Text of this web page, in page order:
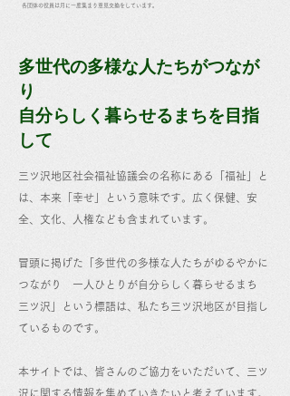
各団体の役員は月に一度集まり意見交換をしています。
多世代の多様な人たちがつなが
り
自分らしく暮らせるまちを目指
して
三ツ沢地区社会福祉協議会の名称にある「福祉」と
は、本来「幸せ」という意味です。広く保健、安
全、文化、人権なども含まれています。
冒頭に掲げた「多世代の多様な人たちがゆるやかに
つながり 一人ひとりが自分らしく暮らせるまち
三ツ沢」という標語は、私たち三ツ沢地区が目指し
ているものです。
本サイトでは、皆さんのご協力をいただいて、三ツ
沢に関する情報を集めていきたいと考えています。